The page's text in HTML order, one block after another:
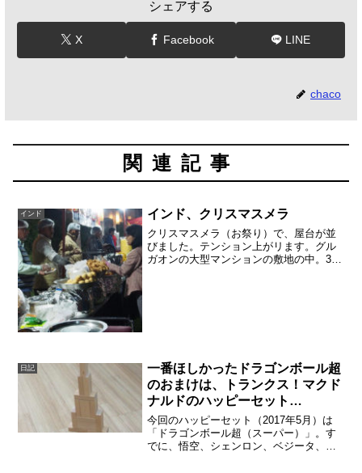
シェアする
X Facebook LINE
chaco
関連記事
インド インド、クリスマスメラ
クリスマスメラ（お祭り）で、屋台が並
びました。テンション上がリます。グル
ガオンの大型マンションの敷地の中。30
日記
一番ほしかったドラゴンボール超
のおまけは、トランクス！マクド
ナルドのハッピーセット
（2017/5/12〜約3週間）
今回のハッピーセット（2017年5月）は
「ドラゴンボール超（スーパー）」。す
でに、悟空、シェンロン、ベジータ、四